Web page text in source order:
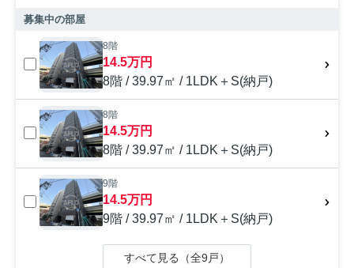
募集中の部屋
8階
14.5万円
8階 / 39.97㎡ / 1LDK＋S(納戸)
8階
14.5万円
8階 / 39.97㎡ / 1LDK＋S(納戸)
9階
14.5万円
9階 / 39.97㎡ / 1LDK＋S(納戸)
すべて見る（全9戸）